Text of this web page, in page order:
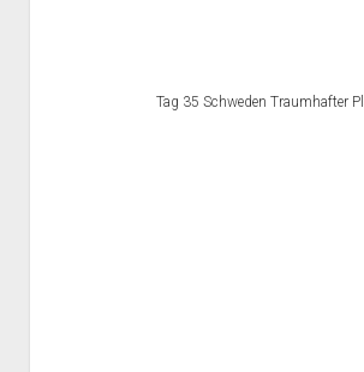
Tag 35 Schweden Traumhafter